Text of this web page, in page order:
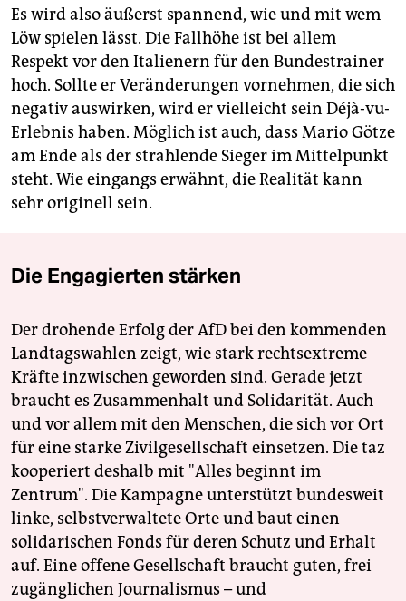
Es wird also äußerst spannend, wie und mit wem
Löw spielen lässt. Die Fallhöhe ist bei allem
Respekt vor den Italienern für den Bundestrainer
hoch. Sollte er Veränderungen vornehmen, die sich
negativ auswirken, wird er vielleicht sein Déjà-vu-
Erlebnis haben. Möglich ist auch, dass Mario Götze
am Ende als der strahlende Sieger im Mittelpunkt
steht. Wie eingangs erwähnt, die Realität kann
sehr originell sein.
Die Engagierten stärken
Der drohende Erfolg der AfD bei den kommenden
Landtagswahlen zeigt, wie stark rechtsextreme
Kräfte inzwischen geworden sind. Gerade jetzt
braucht es Zusammenhalt und Solidarität. Auch
und vor allem mit den Menschen, die sich vor Ort
für eine starke Zivilgesellschaft einsetzen. Die taz
kooperiert deshalb mit "Alles beginnt im
Zentrum". Die Kampagne unterstützt bundesweit
linke, selbstverwaltete Orte und baut einen
solidarischen Fonds für deren Schutz und Erhalt
auf. Eine offene Gesellschaft braucht guten, frei
zugänglichen Journalismus – und